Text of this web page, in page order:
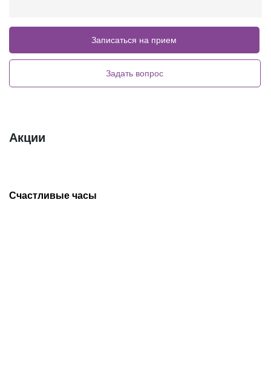
Записаться на прием
Задать вопрос
Акции
Счастливые часы